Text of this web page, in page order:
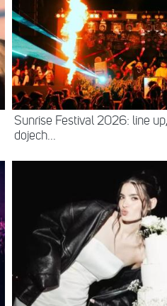
Sunrise Festival 2026: line
dojech...